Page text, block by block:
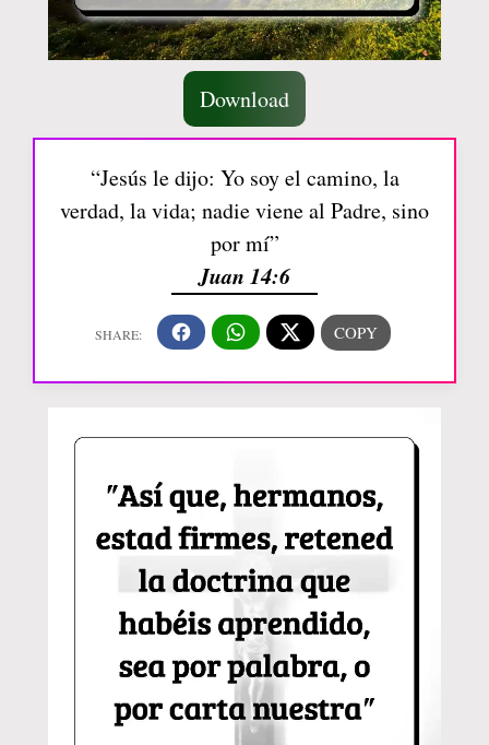
Download
“Jesús le dijo: Yo soy el camino, la
verdad, la vida; nadie viene al Padre, sino
por mí”
Juan 14:6